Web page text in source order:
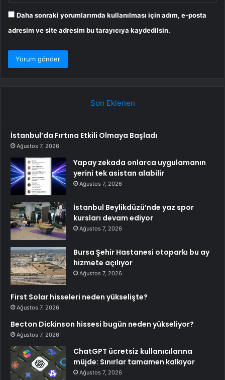
Daha sonraki yorumlarımda kullanılması için adım, e-posta
adresim ve site adresim bu tarayıcıya kaydedilsin.
Son Eklenen
İstanbul’da Fırtına Etkili Olmaya Başladı
Ağustos 7, 2026
Yapay zekada onlarca uygulamanın
yerini tek asistan alabilir
Ağustos 7, 2026
İstanbul Beylikdüzü’nde yaz spor
kursları devam ediyor
Ağustos 7, 2026
Bursa Şehir Hastanesi otoparkı bu ay
hizmete açılıyor
Ağustos 7, 2026
First Solar hisseleri neden yükselişte?
Ağustos 7, 2026
Becton Dickinson hissesi bugün neden yükseliyor?
Ağustos 7, 2026
ChatGPT ücretsiz kullanıcılarına
müjde: Sınırlar tamamen kalkıyor
Ağustos 7, 2026